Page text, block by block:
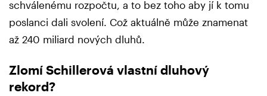
schválenému rozpočtu, a to bez toho aby jí k tomu
poslanci dali svolení. Což aktuálně může znamenat
až 240 miliard nových dluhů.
Zlomí Schillerová vlastní dluhový
rekord?